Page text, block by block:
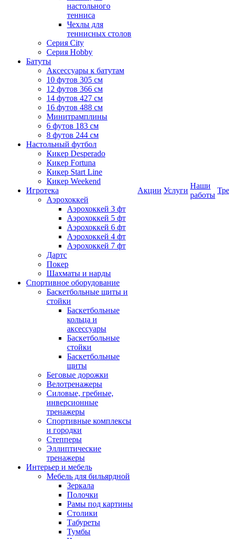
настольного
тенниса
Чехлы для
теннисных столов
Серия City
Серия Hobby
Батуты
Аксессуары к батутам
10 футов 305 см
12 футов 366 см
14 футов 427 см
16 футов 488 см
Минитрамплины
6 футов 183 см
8 футов 244 см
Настольный футбол
Кикер Desperado
Кикер Fortuna
Кикер Start Line
Кикер Weekend
Игротека
Аэрохоккей
Аэрохоккей 3 фт
Аэрохоккей 5 фт
Аэрохоккей 6 фт
Аэрохоккей 4 фт
Аэрохоккей 7 фт
Дартс
Покер
Шахматы и нарды
Спортивное оборудование
Баскетбольные щиты и
стойки
Баскетбольные
кольца и
аксессуары
Баскетбольные
стойки
Баскетбольные
щиты
Беговые дорожки
Велотренажеры
Силовые, гребные,
инверсионные
тренажеры
Спортивные комплексы
и городки
Степперы
Эллиптические
тренажеры
Интерьер и мебель
Мебель для бильярдной
Зеркала
Полочки
Рамы под картины
Столики
Табуреты
Тумбы
Акции Услуги
Наши
работы